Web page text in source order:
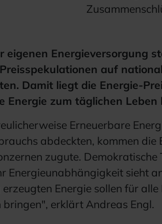
eigenen Energieversorgung
auf
Damit liegt die Energie-
Energie zum täglichen Leben
Erneuerbare
abdeckten, kommen die
zugute. Demokratische
Energieunabhängigkeit sieht
Energie sollen für
erklärt Andreas Engl.